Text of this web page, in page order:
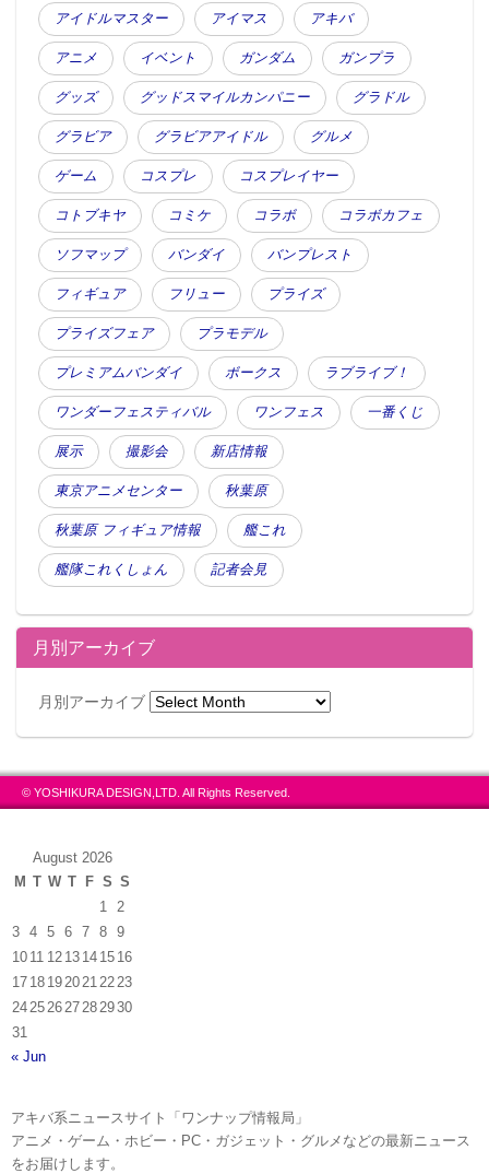
アイドルマスター アイマス アキバ
アニメ イベント ガンダム ガンプラ
グッズ グッドスマイルカンパニー グラドル
グラビア グラビアアイドル グルメ
ゲーム コスプレ コスプレイヤー
コトブキヤ コミケ コラボ コラボカフェ
ソフマップ バンダイ バンプレスト
フィギュア フリュー プライズ
プライズフェア プラモデル
プレミアムバンダイ ボークス ラブライブ！
ワンダーフェスティバル ワンフェス 一番くじ
展示 撮影会 新店情報
東京アニメセンター 秋葉原
秋葉原 フィギュア情報 艦これ
艦隊これくしょん 記者会見
月別アーカイブ
月別アーカイブ
© YOSHIKURA DESIGN,LTD. All Rights Reserved.
August 2026
M T W T F S S
1
2
3
4 5 6 7 8
9
10 11 12 13 14 15 16
17 18 19 20 21 22 23
24 25 26 27 28 2930
31
« Jun
アキバ系ニュースサイト「ワンナップ情報局」
アニメ・ゲーム・ホビー・PC・ガジェット・グルメなどの最新ニュース
をお届けします。